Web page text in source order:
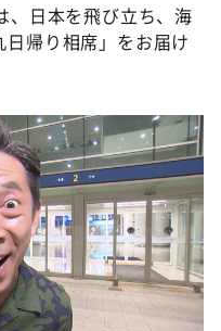
なんでやねん！？」
何にする？～
２
のミカタ
、日本を飛び立ち、海
帰り相席」をお届け